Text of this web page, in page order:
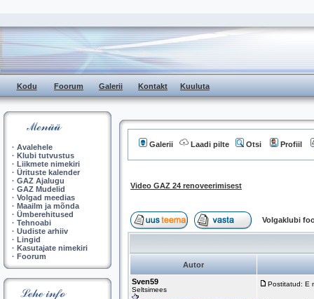
Kodu Foorum Galerii Kontakt Kuuluta
· Avalehele
· Klubi tutvustus
· Liikmete nimekiri
· Ürituste kalender
· GAZ Ajalugu
· GAZ Mudelid
· Volgad meedias
· Maailm ja mõnda
· Ümberehitused
· Tehnoabi
· Uudiste arhiiv
· Lingid
· Kasutajate nimekiri
· Foorum
Galerii Laadi pilte Otsi Profiil
Video GAZ 24 renoveerimisest
Volgaklubi
Autor
Sven59
Seltsimees
Postitatud: E